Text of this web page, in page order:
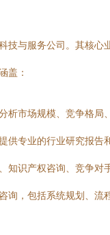
技与服务公司。其核
盖：
析市场规模、竞争格
供专业的行业研究报
知识产权咨询、竞争
询，包括系统规划、流